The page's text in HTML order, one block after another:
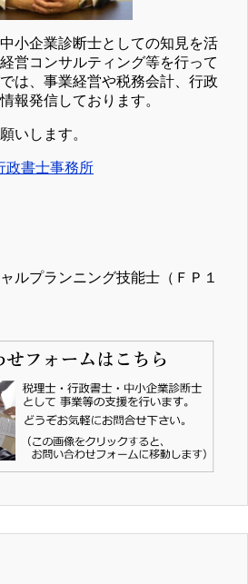
小企業診断士としての知見を活
営コンサルティング等を行って
は、事業経営や税務会計、行政
報発信しております。
いします。
政書士事務所
ルプランニング技能士（ＦＰ１